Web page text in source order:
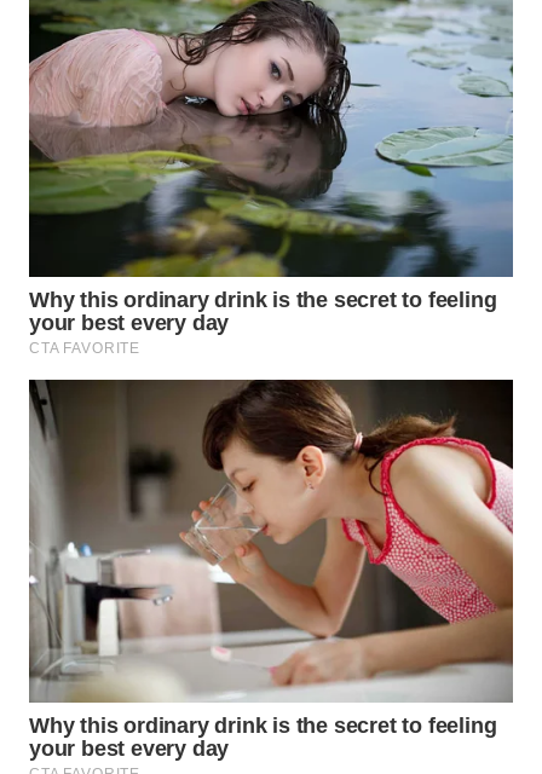
WN
INDRAMAYU
WN
KUNINGAN
WN
WN
SUBANG
WN
SUKABUMI
WN
PRIANGAN
TIMUR
WN
SEMARANG
WN